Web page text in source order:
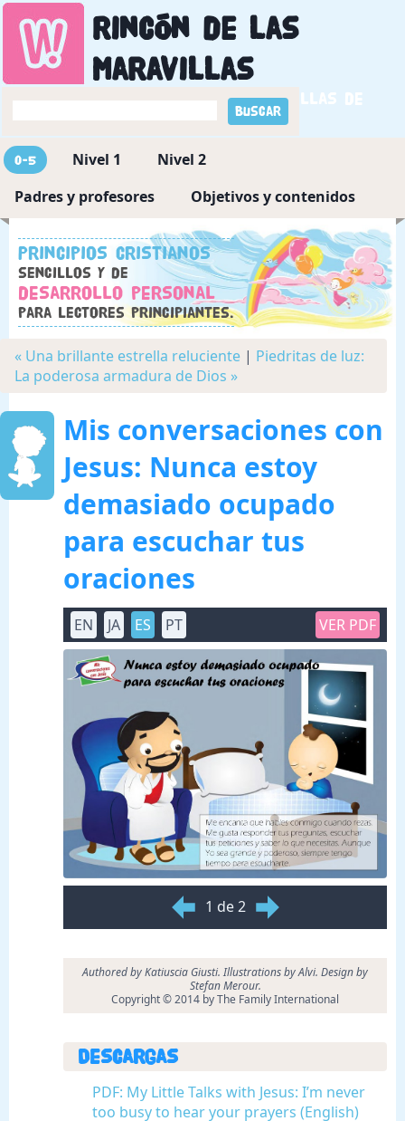
Rincón de las
maravillas
Descubriendo las maravillas de
0-5 Nivel 1
Nivel 2
Padres y profesores
Objetivos y contenidos
Principios cristianos
sencillos y de
desarrollo personal
para lectores principiantes.
« Una brillante estrella reluciente | Piedritas de luz:
La poderosa armadura de Dios »
Mis conversaciones con
Jesus: Nunca estoy
demasiado ocupado
para escuchar tus
oraciones
EN JA ES PT VER PDF
1 de 2
Authored by Katiuscia Giusti. Illustrations by Alvi. Design by
Stefan Merour.
Copyright © 2014 by The Family International
Descargas
PDF: My Little Talks with Jesus: I’m never
too busy to hear your prayers (English)